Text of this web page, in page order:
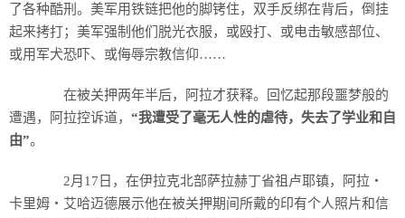
了各种酷刑。美军用铁链把他的脚铐住，双手反绑在背后，倒挂
起来拷打；美军强制他们脱光衣服，或殴打、或电击敏感部位、
或用军犬恐吓、或侮辱宗教信仰……
在被关押两年半后，阿拉才获释。回忆起那段噩梦般的
遭遇，阿拉控诉道， “我遭受了毫无人性的虐待，失去了学业和自
由”。
2月17日，在伊拉克北部萨拉赫丁省祖卢耶镇，阿拉・
卡里姆・艾哈迈德展示他在被关押期间所戴的印有个人照片和信